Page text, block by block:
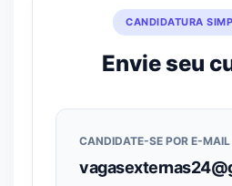
CANDIDATURA
Envie seu
CANDIDATE-SE POR E-MAIL